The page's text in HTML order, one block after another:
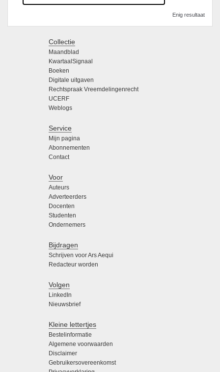
Enig resultaat
Collectie
Maandblad
KwartaalSignaal
Boeken
Digitale uitgaven
Rechtspraak Vreemdelingenrecht
UCERF
Weblogs
Service
Mijn pagina
Abonnementen
Contact
Voor
Auteurs
Adverteerders
Docenten
Studenten
Ondernemers
Bijdragen
Schrijven voor Ars Aequi
Redacteur worden
Volgen
LinkedIn
Nieuwsbrief
Kleine lettertjes
Bestelinformatie
Algemene voorwaarden
Disclaimer
Gebruikersovereenkomst